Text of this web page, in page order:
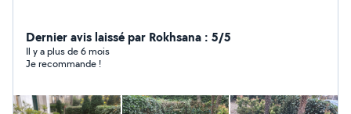
Dernier avis laissé par Rokhsana : 5/5
Il y a plus de 6 mois
Je recommande !